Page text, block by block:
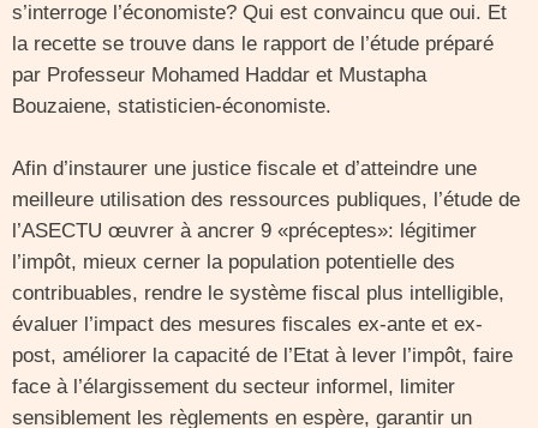
s’interroge l’économiste? Qui est convaincu que oui. Et
la recette se trouve dans le rapport de l’étude préparé
par Professeur Mohamed Haddar et Mustapha
Bouzaiene, statisticien-économiste.
Afin d’instaurer une justice fiscale et d’atteindre une
meilleure utilisation des ressources publiques, l’étude de
l’ASECTU œuvrer à ancrer 9 «préceptes»: légitimer
l’impôt, mieux cerner la population potentielle des
contribuables, rendre le système fiscal plus intelligible,
évaluer l’impact des mesures fiscales ex-ante et ex-
post, améliorer la capacité de l’Etat à lever l’impôt, faire
face à l’élargissement du secteur informel, limiter
sensiblement les règlements en espère, garantir un